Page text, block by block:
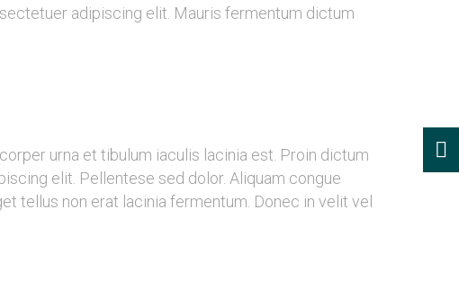
adipiscing elit. Mauris fermentum dictum
urna et tibulum iaculis lacinia est. Proin dictum
elit. Pellentese sed dolor. Aliquam congue
tellus non erat lacinia fermentum. Donec in velit vel